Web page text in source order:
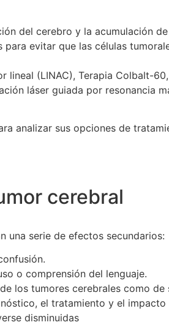
del cerebro y la acumulación
evitar que las células
lineal (LINAC), Terapia Colbalt-
láser guiada por resonancia
analizar sus opciones de
cerebral
una serie de efectos secundarios:
o comprensión del lenguaje.
los tumores cerebrales como de
el tratamiento y el
disminuidas